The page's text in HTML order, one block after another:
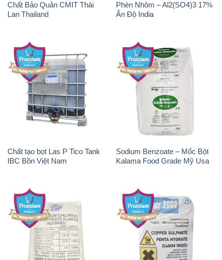
Chất Bảo Quản CMIT Thái
Lan Thailand
Phèn Nhôm – Al2(SO4)3 17%
Ấn Độ India
Chất tạo bọt Las P Tico Tank
IBC Bồn Việt Nam
Sodium Benzoate – Mốc Bột
Kalama Food Grade Mỹ Usa